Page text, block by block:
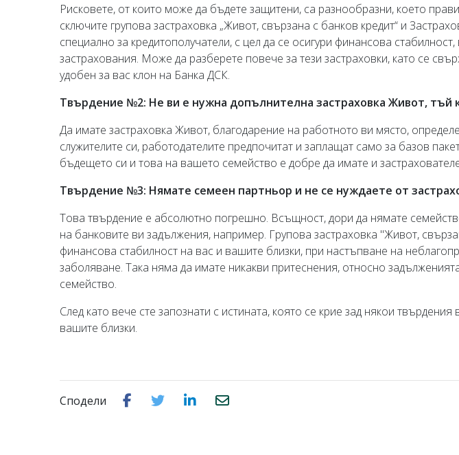
Рисковете, от които може да бъдете защитени, са разнообразни, което
сключите групова застраховка „Живот, свързана с банков кредит“ и
специално за кредитополучатели, с цел да се осигури финансова
застрахования. Може да разберете повече за тези застраховки, като се
удобен за вас клон на Банка ДСК.
Твърдение №2: Не ви е нужна допълнителна застраховка Живот, тъй
Да имате застраховка Живот, благодарение на работното ви място,
служителите си, работодателите предпочитат и заплащат само за базов
бъдещето си и това на вашето семейство е добре да имате и
Твърдение №3: Нямате семеен партньор и не се нуждаете от
Това твърдение е абсолютно погрешно. Всъщност, дори да нямате
на банковите ви задължения, например. Групова застраховка "Живот,
финансова стабилност на вас и вашите близки, при настъпване на
заболяване. Така няма да имате никакви притеснения, относно
семейство.
След като вече сте запознати с истината, която се крие зад някои
вашите близки.
Сподели